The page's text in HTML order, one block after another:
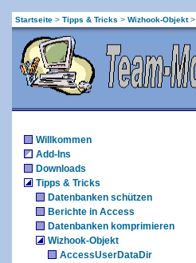
Startseite > Tipps & Tricks > Wizhook-Objekt>
Willkommen
Add-Ins
Downloads
Tipps & Tricks
Datenbanken schützen
Berichte in Access
Datenbanken komprimieren
Wizhook-Objekt
AccessUserDataDir